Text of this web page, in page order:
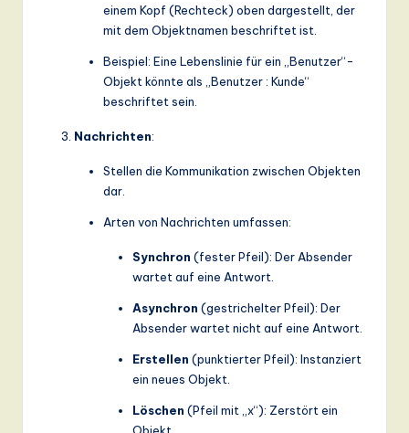
einem Kopf (Rechteck) oben dargestellt, der
mit dem Objektnamen beschriftet ist.
Beispiel: Eine Lebenslinie für ein „Benutzer“-
Objekt könnte als „Benutzer : Kunde“
beschriftet sein.
Nachrichten:
Stellen die Kommunikation zwischen Objekten
dar.
Arten von Nachrichten umfassen:
Synchron (fester Pfeil): Der Absender
wartet auf eine Antwort.
Asynchron (gestrichelter Pfeil): Der
Absender wartet nicht auf eine Antwort.
Erstellen (punktierter Pfeil): Instanziert
ein neues Objekt.
Löschen (Pfeil mit „x“): Zerstört ein